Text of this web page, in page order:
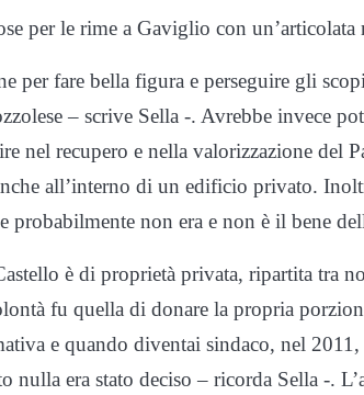
per le rime a Gaviglio con
per fare bella figura e perseguire gli
– scrive Sella -. Avrebbe invece
nel recupero e nella valorizzazione del
all’interno di un edificio privato.
probabilmente non era e non è il bene
è di proprietà privata, ripartita tra
fu quella di donare la propria
e quando diventai sindaco, nel
nulla era stato deciso – ricorda Sella -.